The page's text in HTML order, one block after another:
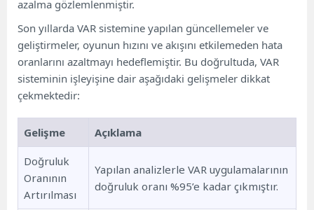
azalma gözlemlenmiştir.
Son yıllarda VAR sistemine yapılan güncellemeler ve
geliştirmeler, oyunun hızını ve akışını etkilemeden hata
oranlarını azaltmayı hedeflemiştir. Bu doğrultuda, VAR
sisteminin işleyişine dair aşağıdaki gelişmeler dikkat
çekmektedir:
Gelişme Açıklama
Doğruluk
Oranının
Artırılması
Yapılan analizlerle VAR uygulamalarının
doğruluk oranı %95’e kadar çıkmıştır.